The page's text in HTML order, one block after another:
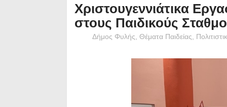
Χριστουγεννιάτικα
στους Παιδικούς
Δήμος Φυλής Θέματα Παιδείας